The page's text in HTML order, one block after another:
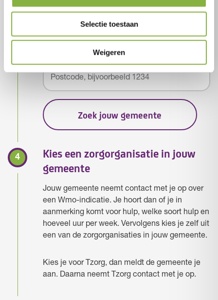
Selectie toestaan
Weigeren
Om je aan te melden heb je een indicatie nodig
je de gewenste hulp aan bij het Wmo-loket.
Zoek jouw gemeente
Kies een zorgorganisatie in jouw
gemeente
Jouw gemeente neemt contact met je op over
een Wmo-indicatie. Je hoort dan of je in
aanmerking komt voor hulp, welke soort hulp en
hoeveel uur per week. Vervolgens kies je zelf uit
een van de zorgorganisaties in jouw gemeente.
Kies je voor Tzorg, dan meldt de gemeente je
aan. Daarna neemt Tzorg contact met je op.